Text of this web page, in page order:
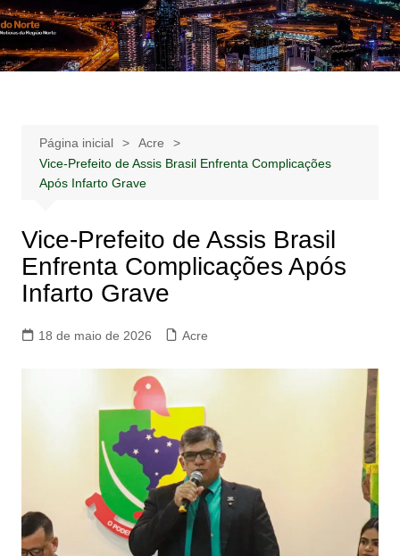
Ir
para
o
Notícias –
Publicidades –
Notícias – Publicidades – Anúncios
Página inicial
Acre
Vice-Prefeito de Assis Brasil Enfrenta Complicações
Após Infarto Grave
Vice-Prefeito de Assis Brasil
Enfrenta Complicações Após
Infarto Grave
18 de maio de 2026 Acre